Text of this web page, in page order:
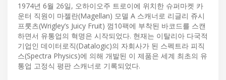
1974년 6월 26일, 오하이오주 트로이에 위치한 슈퍼마켓 카
운터 직원이 마젤란(Magellan) 모델 A 스캐너로 리글리 쥬시
프룻츠(Wrigley’s Juicy Fruit) 껌10팩에 부착된 바코드를 스캔
하면서 유통업의 혁명은 시작되었다. 현재는 이탈리아 다국적
기업인 데이터로직(Datalogic)의 자회사가 된 스펙트라 피직
스(Spectra Physics)에 의해 개발된 이 제품은 세계 최초의 유
통업 고정식 평판 스캐너로 기록되었다.